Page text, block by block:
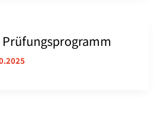
Prüfungsprogramm